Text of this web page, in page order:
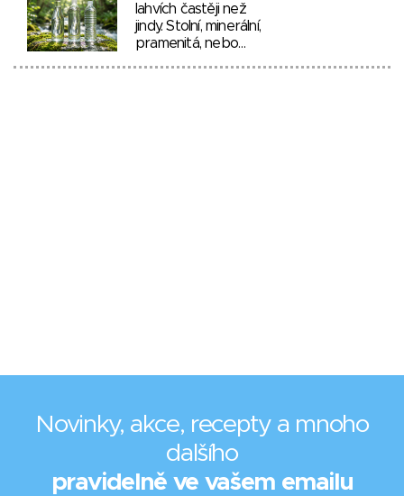
lahvích častěji než
jindy. Stolní, minerální,
pramenitá, nebo…
Novinky, akce, recepty a mnoho
dalšího
pravidelně ve vašem emailu